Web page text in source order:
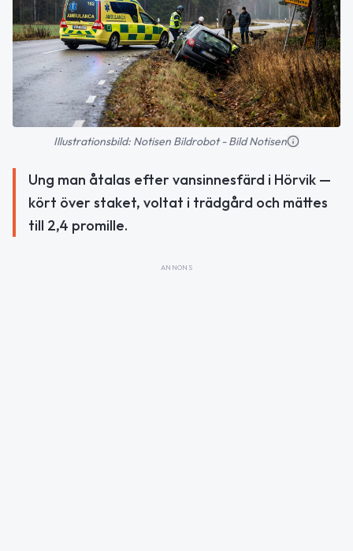
Illustrationsbild: Notisen Bildrobot - Bild Notisen
Ung man åtalas efter vansinnesfärd i Hörvik —
kört över staket, voltat i trädgård och mättes
till 2,4 promille.
ANNONS